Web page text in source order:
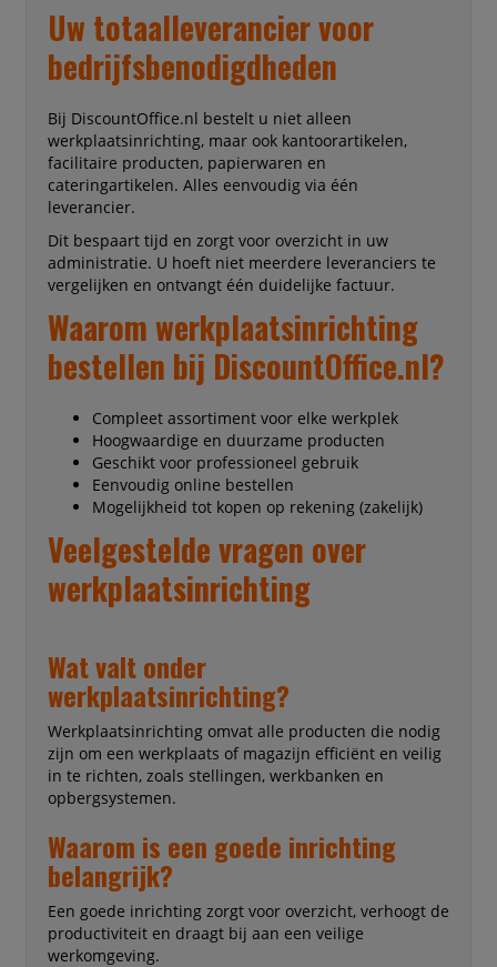
Uw totaalleverancier voor
bedrijfsbenodigdheden
Bij DiscountOffice.nl bestelt u niet alleen
werkplaatsinrichting, maar ook kantoorartikelen,
facilitaire producten, papierwaren en
cateringartikelen. Alles eenvoudig via één
leverancier.
Dit bespaart tijd en zorgt voor overzicht in uw
administratie. U hoeft niet meerdere leveranciers te
vergelijken en ontvangt één duidelijke factuur.
Waarom werkplaatsinrichting
bestellen bij DiscountOffice.nl?
Compleet assortiment voor elke werkplek
Hoogwaardige en duurzame producten
Geschikt voor professioneel gebruik
Eenvoudig online bestellen
Mogelijkheid tot kopen op rekening (zakelijk)
Veelgestelde vragen over
werkplaatsinrichting
Wat valt onder
werkplaatsinrichting?
Werkplaatsinrichting omvat alle producten die nodig
zijn om een werkplaats of magazijn efficiënt en veilig
in te richten, zoals stellingen, werkbanken en
opbergsystemen.
Waarom is een goede inrichting
belangrijk?
Een goede inrichting zorgt voor overzicht, verhoogt de
productiviteit en draagt bij aan een veilige
werkomgeving.